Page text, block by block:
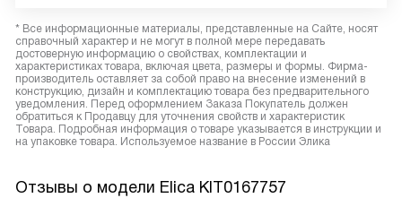
* Все информационные материалы, представленные на Сайте, носят
справочный характер и не могут в полной мере передавать
достоверную информацию о свойствах, комплектации и
характеристиках товара, включая цвета, размеры и формы. Фирма-
производитель оставляет за собой право на внесение изменений в
конструкцию, дизайн и комплектацию товара без предварительного
уведомления. Перед оформлением Заказа Покупатель должен
обратиться к Продавцу для уточнения свойств и характеристик
Товара. Подробная информация о товаре указывается в инструкции и
на упаковке товара. Используемое название в России Элика
Отзывы о модели Elica KIT0167757